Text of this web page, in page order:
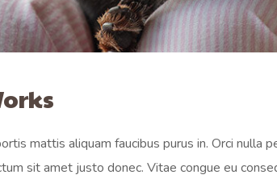
mattis aliquam faucibus purus in. Orci
sit amet justo donec. Vitae congue eu